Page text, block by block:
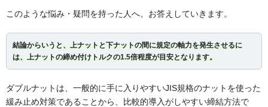
このような悩み・疑問を持った人へ、お答えしていきます。
結論からいうと、上ナットと下ナットの間に規定の軸力を発生させるに
は、上ナットの締め付けトルクの1.5倍程度が目安となります。
ダブルナットは、一般的に手に入りやすいJIS規格のナットを使った
緩み止め対策であることから、比較的導入がしやすい締結方法で